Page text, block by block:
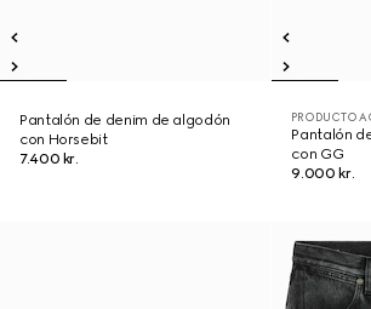
Pantalón de denim de algodón
con Horsebit
7.400 kr.
PRODUCTO
Pantalón
con GG
9.000 kr.